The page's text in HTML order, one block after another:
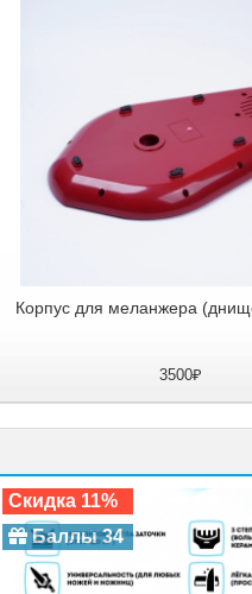
Корпус для меланжера
3500₽
Скидка 11%
Баллы 34